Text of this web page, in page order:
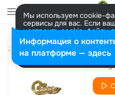
Мы используем cookie-
сервисы для вас. Если
настроить cookie-файлы
представитель. Больше
Разрешить все
Информация о
на платформе — здесь